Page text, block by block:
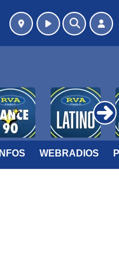
INFOS WEBRADIOS